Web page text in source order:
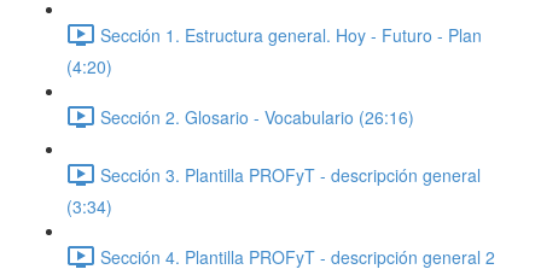
Sección 1. Estructura general. Hoy - Futuro - Plan
(4:20)
Sección 2. Glosario - Vocabulario (26:16)
Sección 3. Plantilla PROFyT - descripción general
(3:34)
Sección 4. Plantilla PROFyT - descripción general 2